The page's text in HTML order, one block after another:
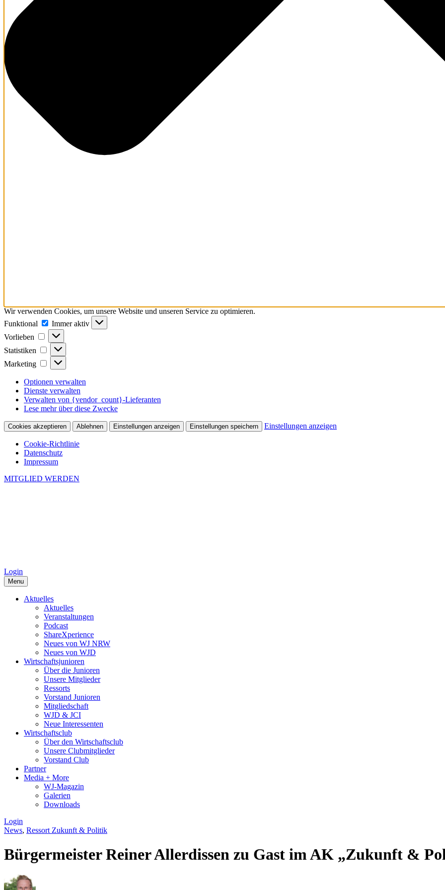
Wir verwenden Cookies, um unsere Website und unseren Service zu optimieren.
Funktional
Funktional
Immer aktiv
Vorlieben
Vorlieben
Statistiken Statistiken
Marketing Marketing
Optionen verwalten
Dienste verwalten
Verwalten von {vendor_count}-Lieferanten
Lese mehr über diese Zwecke
Cookies akzeptieren Ablehnen Einstellungen anzeigen Einstellungen speichern Einstellungen anzeigen
Cookie-Richtlinie
Datenschutz
Impressum
MITGLIED WERDEN
Login
Menu
Aktuelles
Aktuelles
Veranstaltungen
Podcast
ShareXperience
Neues von WJ NRW
Neues von WJD
Wirtschaftsjunioren
Über die Junioren
Unsere Mitglieder
Ressorts
Vorstand Junioren
Mitgliedschaft
WJD & JCI
Neue Interessenten
Wirtschaftsclub
Über den Wirtschaftsclub
Unsere Clubmitglieder
Vorstand Club
Partner
Media + More
WJ-Magazin
Galerien
Downloads
Login
News, Ressort Zukunft & Politik
Bürgermeister Reiner Allerdissen zu Gast im AK „Zukunft &